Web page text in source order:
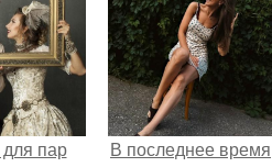
пар
В последнее время